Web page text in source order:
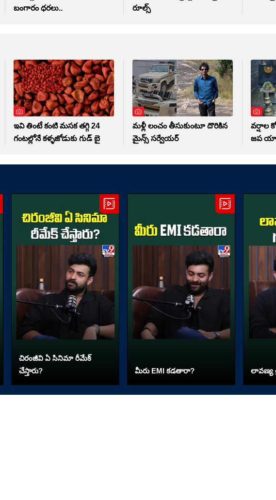
బంగారం ధరలు..
రూల్స్
ఇవి తింటే కంటి మసక తగ్గి 24
గంటల్లోనే కళ్ళజోడుకు గుడ్ బై
మళ్లీ లంచం తీసుకుంటూ దొరికిన
మైన్స్ సర్వేయర్
వర్షాల
జప
చిరంజీవి ఏ సినిమా రీమేక్
చేస్తారు?
మీరు EMI కడతారా? లావణ్య